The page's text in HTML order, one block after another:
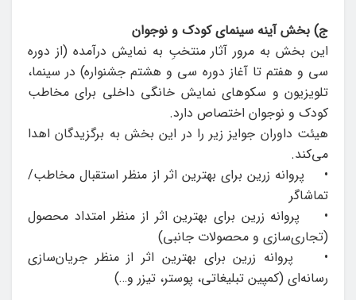
ج) بخش آینه سینمای کودک و نوجوان
این بخش به مرور آثار منتخبِ به نمایش درآمده (از دوره
سی و هفتم تا آغاز دوره سی و هشتم جشنواره) در سینما،
تلویزیون و سکوهای نمایش خانگی داخلی برای مخاطب
کودک و نوجوان اختصاص دارد.
هیئت داوران جوایز زیر را در این بخش به برگزیدگان اهدا
می‌کند.
• پروانه زرین برای بهترین اثر از منظر استقبال مخاطب/
تماشاگر
• پروانه زرین برای بهترین اثر از منظر امتداد محصول
(تجاری‌سازی و محصولات جانبی)
• پروانه زرین برای بهترین اثر از منظر جریان‌سازی
رسانه‌ای (کمپین تبلیغاتی، پوستر، تیزر و…)